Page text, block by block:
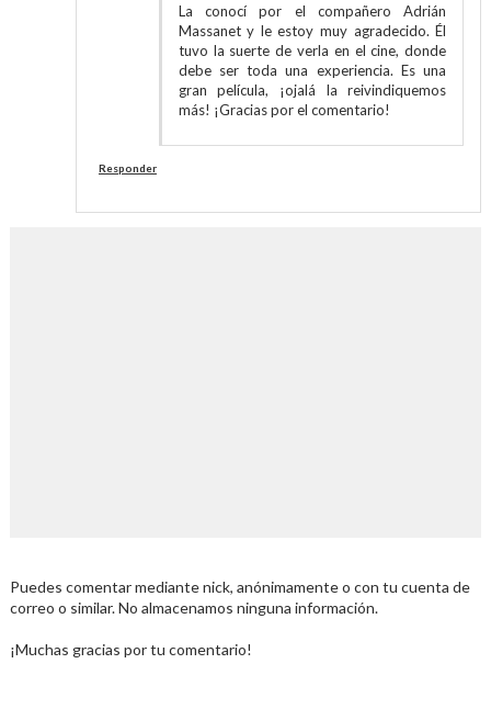
La conocí por el compañero Adrián
Massanet y le estoy muy agradecido. Él
tuvo la suerte de verla en el cine, donde
debe ser toda una experiencia. Es una
gran película, ¡ojalá la reivindiquemos
más! ¡Gracias por el comentario!
Responder
Puedes comentar mediante nick, anónimamente o con tu cuenta de
correo o similar. No almacenamos ninguna información.
¡Muchas gracias por tu comentario!